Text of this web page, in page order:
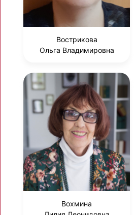
Вострикова
Ольга Владимировна
Вохмина